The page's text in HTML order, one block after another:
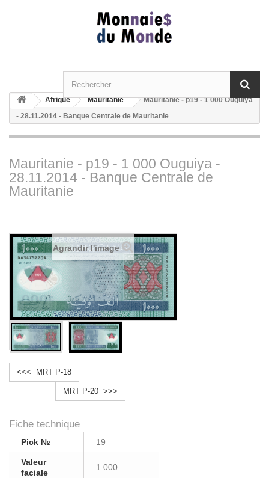
Afrique Mauritanie
Mauritanie - p19 - 1 000 Ouguiya
- 28.11.2014 - Banque Centrale de Mauritanie
Mauritanie - p19 - 1 000 Ouguiya -
28.11.2014 - Banque Centrale de
Mauritanie
Agrandir l'image
<<< MRT P-18
MRT P-20 >>>
Fiche technique
Pick № 19
Valeur
faciale
1 000